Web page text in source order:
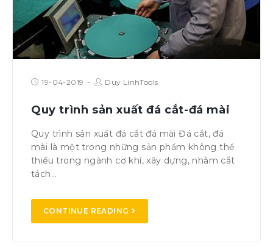
19-04-2019 Duy LinhTools
Quy trình sản xuất đá cắt-đá mài
Quy trình sản xuất đá cắt đá mài Đá cắt, đá
mài là một trong những sản phẩm không thể
thiếu trong ngành cơ khí, xây dựng, nhằm cắt
tách…
CONTINUE READING